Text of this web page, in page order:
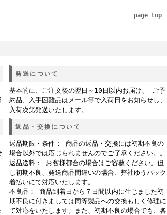
page top
発送について
基本的に、ご注文後の翌日～10日以内お届け、 ご予
約品、入手困難品はメール等で入荷日をお知らせし、
入荷次第発送いたします。
返品・交換について
返品期限・条件： 商品の返品・交換には初期不良の
場合以外では応じられませんのでご了承ください。。
返品送料： お客様都合の場合はご容赦ください。但
し初期不良、発送商品間違いの場合、弊社ゆうパック
着払いにて対応いたします。
不良品： 商品到着日から７日間以内に生じました初
期不良に付きましては同等製品への交換もしく修理に
て対応をいたします。また、初期不良の場合でも、各